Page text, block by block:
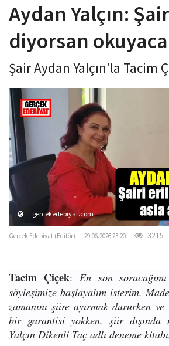
v
i
t
i
o
n
Aydan Yalçın:
diyorsan
Şair Aydan Yalçın'la Tacim
gercekedebiyat.com
Gerçek Edebiyat (Editör) 29.06.2026 23:20 3215
Tacim Çiçek: En son
söyleşimize başlayalım isterim.
zamanını şiire ayırmak dururken ve
bir garantisi yokken, şiir dışında
Yalçın Dikenli Taç adlı deneme